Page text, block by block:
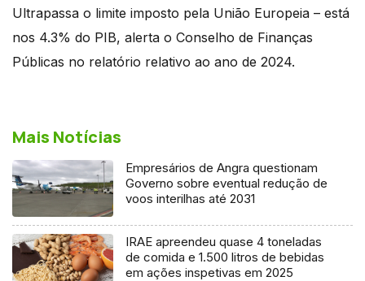
Ultrapassa o limite imposto pela União Europeia – está
nos 4.3% do PIB, alerta o Conselho de Finanças
Públicas no relatório relativo ao ano de 2024.
Mais Notícias
Empresários de Angra questionam
Governo sobre eventual redução de
voos interilhas até 2031
IRAE apreendeu quase 4 toneladas
de comida e 1.500 litros de bebidas
em ações inspetivas em 2025